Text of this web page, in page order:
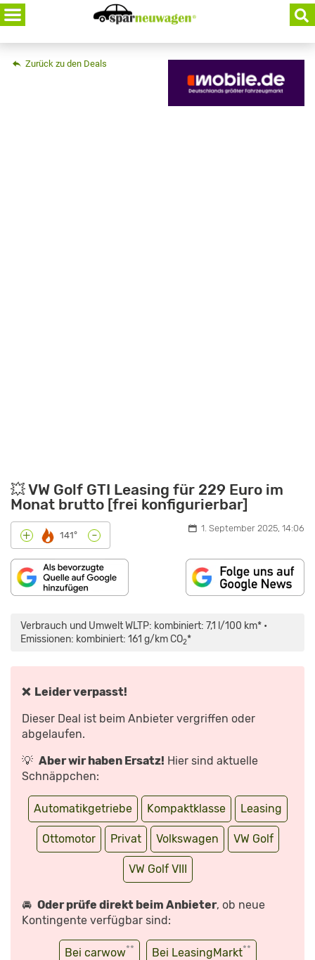
Skip
to
content
Zurück zu den Deals
💥 VW Golf GTI Leasing für 229 Euro im
Monat brutto [frei konfigurierbar]
+ 141° - 1. September 2025, 14:06
Verbrauch und Umwelt WLTP: kombiniert: 7,1 l/100 km* •
Emissionen: kombiniert: 161 g/km CO2*
❌ Leider verpasst!
Dieser Deal ist beim Anbieter vergriffen oder
abgelaufen.
💡 Aber wir haben Ersatz! Hier sind aktuelle
Schnäppchen:
Automatikgetriebe Kompaktklasse Leasing
Ottomotor Privat Volkswagen VW Golf
VW Golf VIII
🚘 Oder prüfe direkt beim Anbieter, ob neue
Kontingente verfügbar sind:
Bei carwow** Bei LeasingMarkt**
GTI
(2024)
GTI
MIT
SEBASTIAN
FRIEMEL“
VON
ANZEIGEN